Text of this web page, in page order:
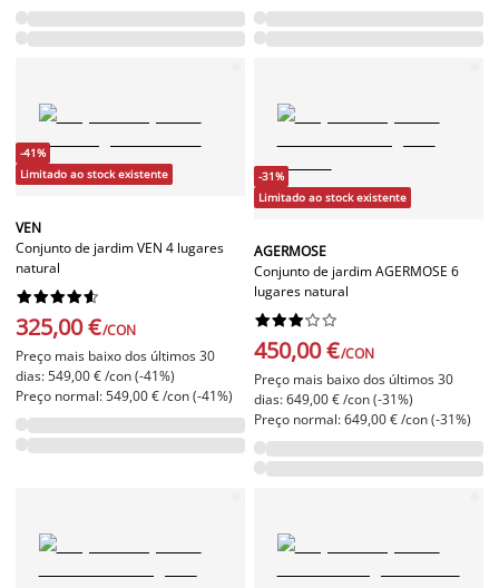
-41%
Limitado ao stock existente
VEN
Conjunto de jardim VEN 4 lugares
natural






325,00 €/CON
Preço mais baixo dos últimos 30
dias: 549,00 € /con (-41%)
Preço normal: 549,00 € /con (-41%)
-31%
Limitado ao stock existente
AGERMOSE
Conjunto de jardim AGERMOSE 6
lugares natural






450,00 €/CON
Preço mais baixo dos últimos 30
dias: 649,00 € /con (-31%)
Preço normal: 649,00 € /con (-31%)